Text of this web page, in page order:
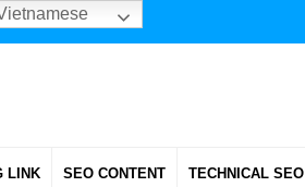
LINK SEO CONTENT TECHNICAL SEO